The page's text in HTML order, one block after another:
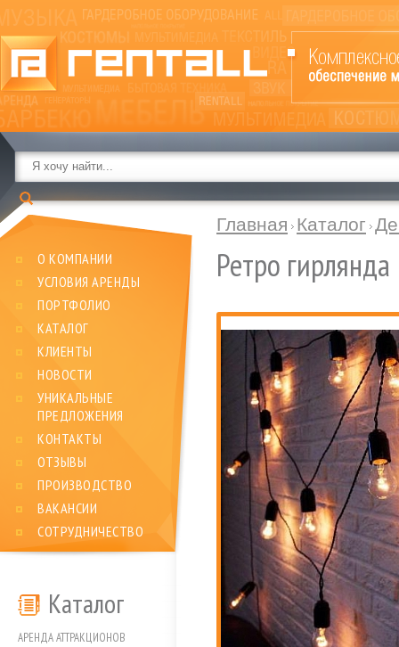
О КОМПАНИИ
УСЛОВИЯ АРЕНДЫ
ПОРТФОЛИО
КАТАЛОГ
КЛИЕНТЫ
НОВОСТИ
УНИКАЛЬНЫЕ
ПРЕДЛОЖЕНИЯ
КОНТАКТЫ
ОТЗЫВЫ
ПРОИЗВОДСТВО
ВАКАНСИИ
СОТРУДНИЧЕСТВО
Каталог
АРЕНДА АТТРАКЦИОНОВ
Главная Каталог
Ретро гирлянда